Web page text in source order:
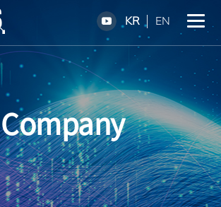
KR EN
Company